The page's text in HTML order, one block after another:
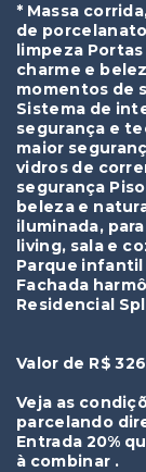
* Massa
de
limpeza
charme e
momentos de
Sistema de
segurança e
maior
vidros de
segurança
beleza e
iluminada,
living, sala e
Parque
Fachada
Residencial
Valor de R$
Veja as
parcelando
Entrada 20%
à combinar .